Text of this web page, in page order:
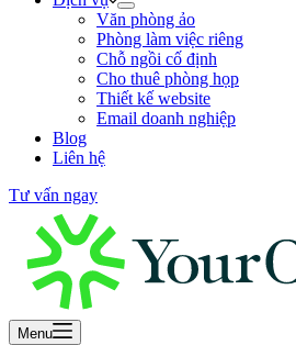
Văn phòng ảo
Phòng làm việc riêng
Chỗ ngồi cố định
Cho thuê phòng họp
Thiết kế website
Email doanh nghiệp
Blog
Liên hệ
Tư vấn ngay
Menu